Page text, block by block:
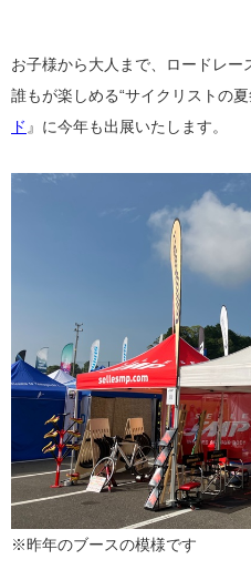
お子様から大人まで、ロードレー
誰もが楽しめる“サイクリストの夏
ド 』に今年も出展いたします。
※昨年のブースの模様です